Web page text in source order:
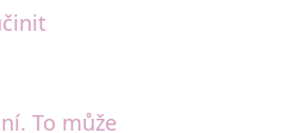
To může